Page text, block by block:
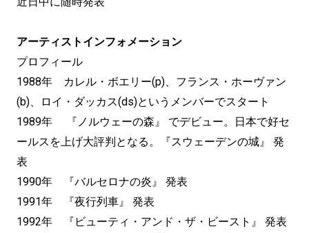
アーティストインフォメーション
プロフィール
1988年 カレル・ボエリー(p)、フランス・ホーヴァン
(b)、ロイ・ダッカス(ds)というメンバーでスタート
1989年 『ノルウェーの森』 でデビュー。日本で好セ
ールスを上げ大評判となる。『スウェーデンの城』 発
表
1990年 『バルセロナの炎』 発表
1991年 『夜行列車』 発表
1992年 『ビューティ・アンド・ザ・ビースト』 発表